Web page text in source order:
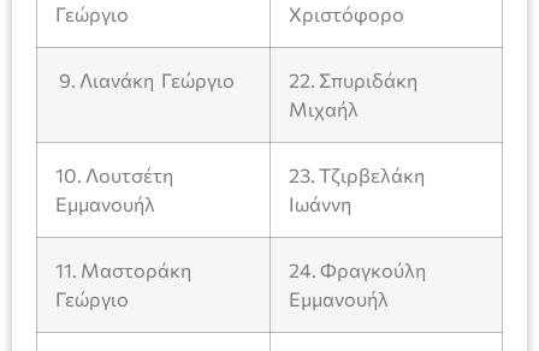
Γεώργιο
Χριστόφορο
9. Λιανάκη Γεώργιο
22. Σπυριδάκη
Μιχαήλ
10. Λουτσέτη
Εμμανουήλ
23. Τζιρβελάκη
Ιωάννη
11. Μαστοράκη
Γεώργιο
24. Φραγκούλη
Εμμανουήλ